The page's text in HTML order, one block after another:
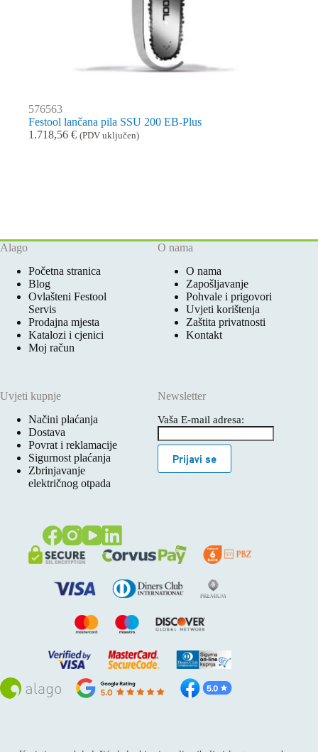
576563
Festool lančana pila SSU 200 EB-Plus
1.718,56 € (PDV uključen)
Alago
Početna stranica
Blog
Ovlašteni Festool
Servis
Prodajna mjesta
Katalozi i cjenici
Moj račun
O nama
O nama
Zapošljavanje
Pohvale i prigovori
Uvjeti korištenja
Zaštita privatnosti
Kontakt
Uvjeti kupnje
Načini plaćanja
Dostava
Povrat i reklamacije
Sigurnost plaćanja
Zbrinjavanje
električnog otpada
Newsletter
Vaša E-mail adresa:
Prijavi se
Sva prava pridržana © 2026 Alago